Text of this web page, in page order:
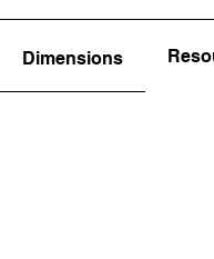
Dimensions